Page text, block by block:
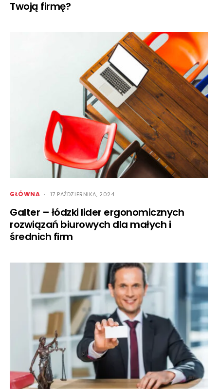
Twoją firmę?
GŁÓWNA 17 PAŹDZIERNIKA, 2024
Galter – łódzki lider ergonomicznych
rozwiązań biurowych dla małych i
średnich firm